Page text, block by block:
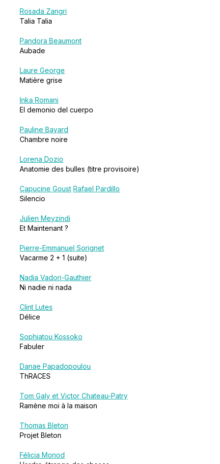
Rosada Zangri
Talia Talia
Pandora Beaumont
Aubade
Laure George
Matière grise
Inka Romani
El demonio del cuerpo
Pauline Bayard
Chambre noire
Lorena Dozio
Anatomie des bulles (titre provisoire)
Capucine Goust Rafael Pardillo
Silencio
Julien Meyzindi
Et Maintenant ?
Pierre-Emmanuel Sorignet
Vacarme 2 + 1 (suite)
Nadia Vadori-Gauthier
Ni nadie ni nada
Clint Lutes
Délice
Sophiatou Kossoko
Fabuler
Danae Papadopoulou
ThRACES
Tom Galy et Victor Chateau-Patry
Ramène moi à la maison
Thomas Bleton
Projet Bleton
Félicia Monod